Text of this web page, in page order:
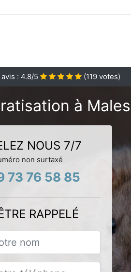
: 4.8/5 (119 votes)
à
NOUS 7/7
non surtaxé
73 76 58 85
RAPPELÉ